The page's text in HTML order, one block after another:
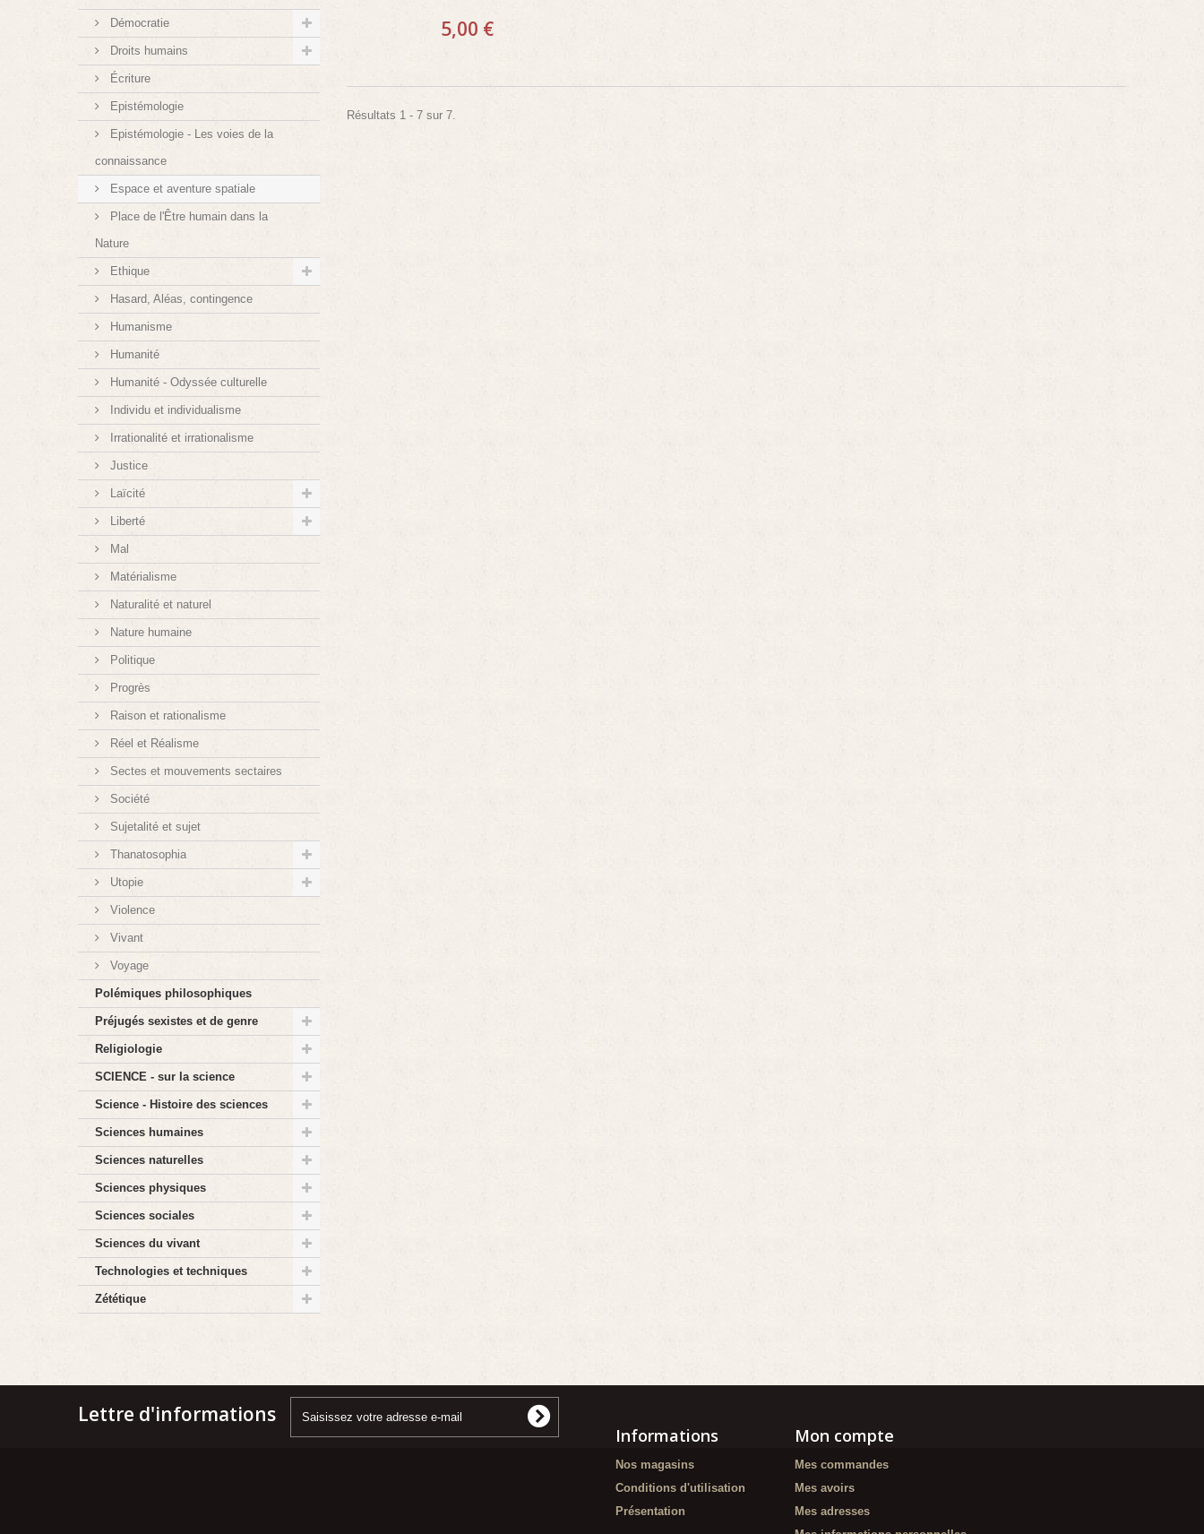
Démocratie
Droits humains
Écriture
Epistémologie
Epistémologie - Les voies de la
connaissance
Espace et aventure spatiale
Place de l'Être humain dans la
Nature
Ethique
Hasard, Aléas, contingence
Humanisme
Humanité
Humanité - Odyssée culturelle
Individu et individualisme
Irrationalité et irrationalisme
Justice
Laïcité
Liberté
Mal
Matérialisme
Naturalité et naturel
Nature humaine
Politique
Progrès
Raison et rationalisme
Réel et Réalisme
Sectes et mouvements sectaires
Société
Sujetalité et sujet
Thanatosophia
Utopie
Violence
Vivant
Voyage
Polémiques philosophiques
Préjugés sexistes et de genre
Religiologie
SCIENCE - sur la science
Science - Histoire des sciences
Sciences humaines
Sciences naturelles
Sciences physiques
Sciences sociales
Sciences du vivant
Technologies et techniques
Zététique
5,00 €
Résultats 1 - 7 sur 7.
Lettre d'informations
Informations
Nos magasins
Conditions d'utilisation
Présentation
Mon compte
Mes commandes
Mes avoirs
Mes adresses